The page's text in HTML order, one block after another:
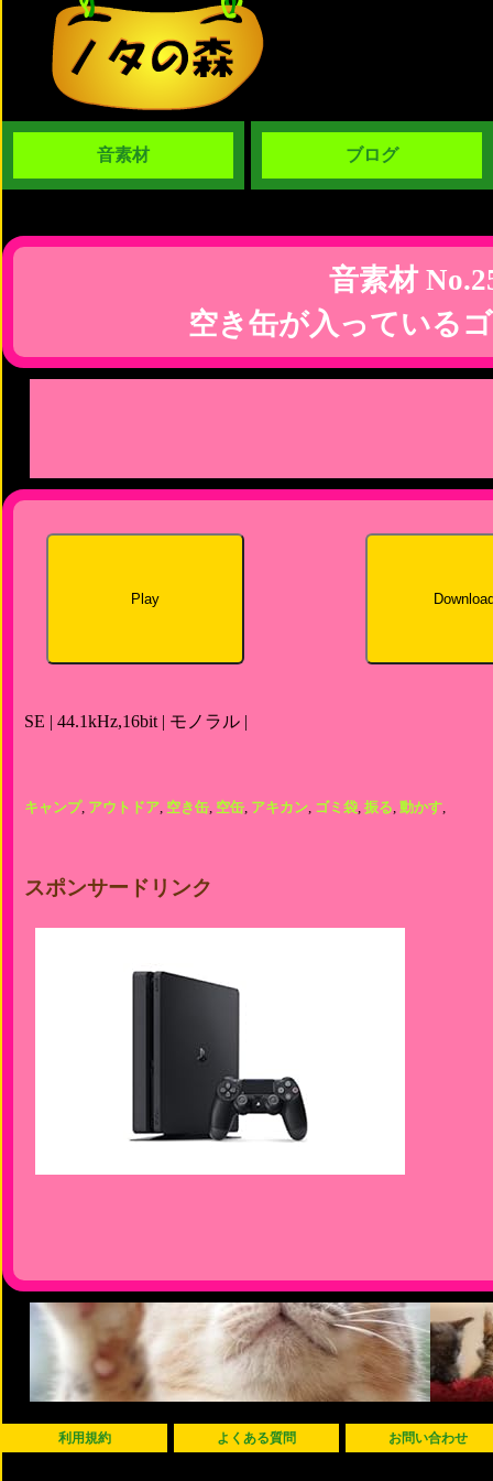
音素材 ブログ
音素材
空き缶が入っている
Play
SE | 44.1kHz,16bit | モノラル |
キャンプ, アウトドア, 空き缶, 空缶, アキカン, ゴミ袋, 振る, 動かす,
スポンサードリンク
利用規約 よくある質問 お問い合わせ